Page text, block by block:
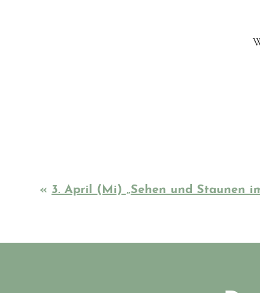
« 3. April (Mi) „Sehen und Staunen